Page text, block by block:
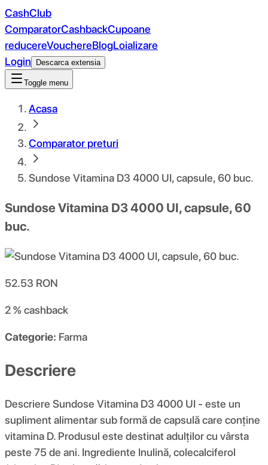
CashClub
ComparatorCashbackCupoane
reducereVouchereBlogLoializare
Login
Descarca extensia
Toggle menu
Acasa
Comparator preturi
Sundose Vitamina D3 4000 UI, capsule, 60 buc.
Sundose Vitamina D3 4000 UI, capsule, 60
buc.
52.53 RON
2 %cashback
Categorie: Farma
Descriere
Descriere Sundose Vitamina D3 4000 UI - este un
supliment alimentar sub formă de capsulă care conține
vitamina D. Produsul este destinat adulților cu vârsta
peste 75 de ani. Ingrediente Inulină, colecalciferol